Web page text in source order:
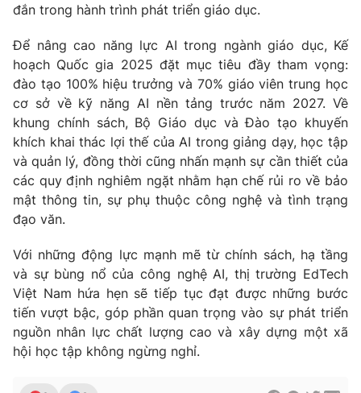
đắn trong hành trình phát triển giáo dục.
Để nâng cao năng lực AI trong ngành giáo dục, Kế
hoạch Quốc gia 2025 đặt mục tiêu đầy tham vọng:
đào tạo 100% hiệu trưởng và 70% giáo viên trung học
cơ sở về kỹ năng AI nền tảng trước năm 2027. Về
khung chính sách, Bộ Giáo dục và Đào tạo khuyến
khích khai thác lợi thế của AI trong giảng dạy, học tập
và quản lý, đồng thời cũng nhấn mạnh sự cần thiết của
các quy định nghiêm ngặt nhằm hạn chế rủi ro về bảo
mật thông tin, sự phụ thuộc công nghệ và tình trạng
đạo văn.
Với những động lực mạnh mẽ từ chính sách, hạ tầng
và sự bùng nổ của công nghệ AI, thị trường EdTech
Việt Nam hứa hẹn sẽ tiếp tục đạt được những bước
tiến vượt bậc, góp phần quan trọng vào sự phát triển
nguồn nhân lực chất lượng cao và xây dựng một xã
hội học tập không ngừng nghỉ.